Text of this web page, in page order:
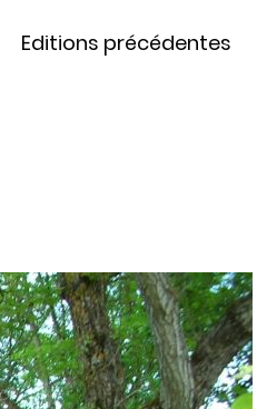
Editions précédentes